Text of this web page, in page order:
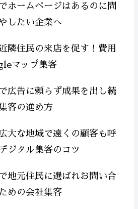
ホームページはあるのに問
したい企業へ
隣住民の来店を促す！費用
マップ集客
広告に頼らず成果を出し続
客の進め方
大な地域で遠くの顧客も呼
ジタル集客のコツ
地元住民に選ばれお問い合
めの会社集客